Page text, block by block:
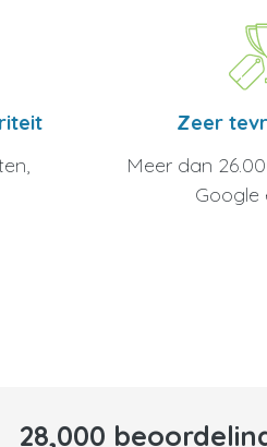
Zeer
Meer dan
Google
28,000